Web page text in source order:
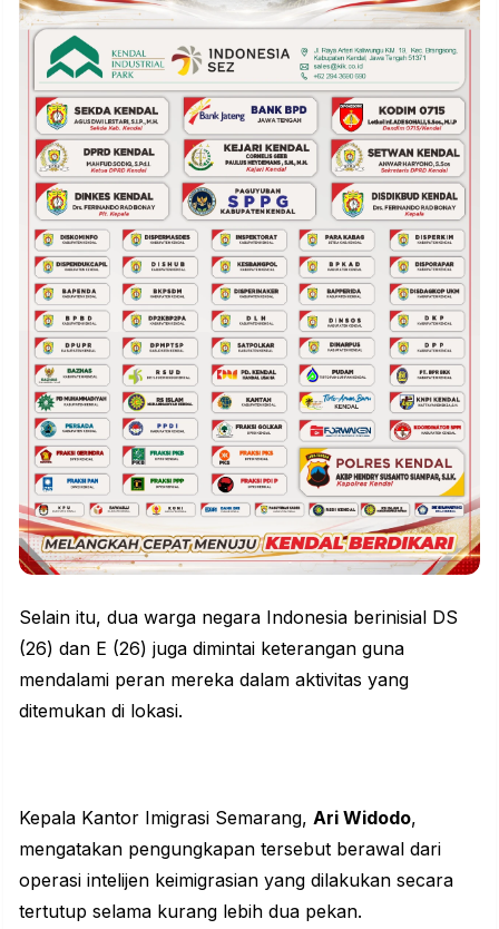
Selain itu, dua warga negara Indonesia berinisial DS
(26) dan E (26) juga dimintai keterangan guna
mendalami peran mereka dalam aktivitas yang
ditemukan di lokasi.
Kepala Kantor Imigrasi Semarang, Ari Widodo,
mengatakan pengungkapan tersebut berawal dari
operasi intelijen keimigrasian yang dilakukan secara
tertutup selama kurang lebih dua pekan.